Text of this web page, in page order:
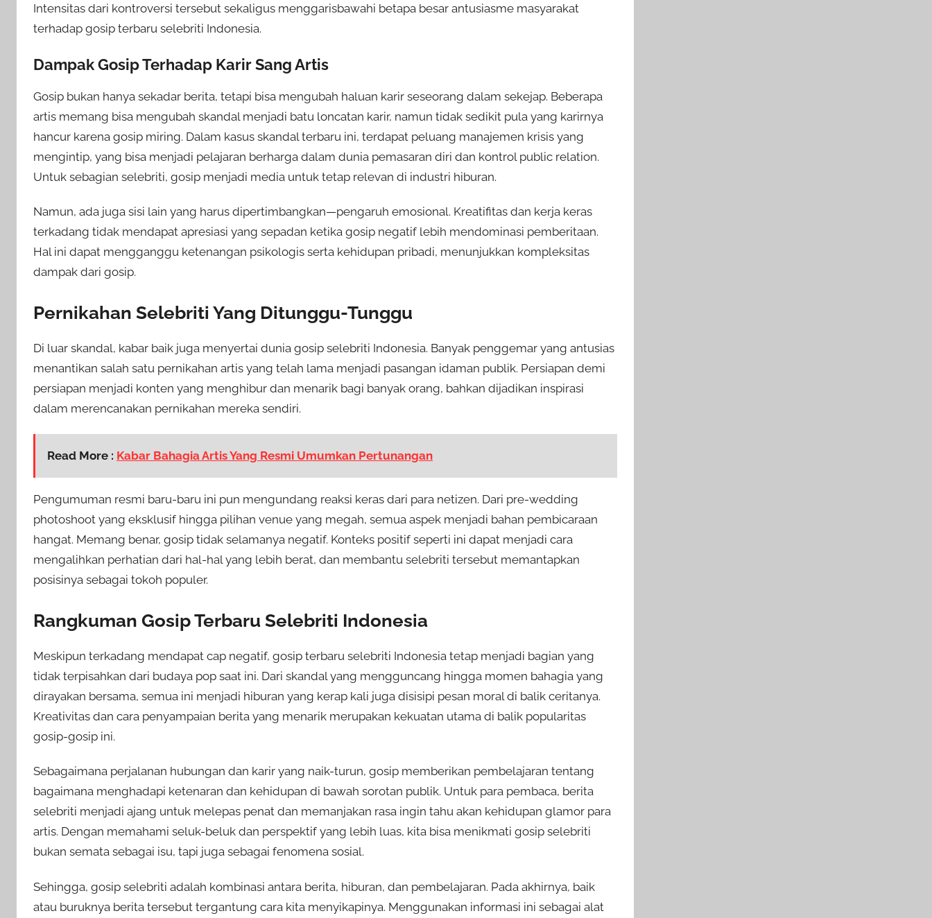
Intensitas dari kontroversi tersebut sekaligus menggarisbawahi betapa besar antusiasme masyarakat
terhadap gosip terbaru selebriti Indonesia.
Dampak Gosip Terhadap Karir Sang Artis
Gosip bukan hanya sekadar berita, tetapi bisa mengubah haluan karir seseorang dalam sekejap. Beberapa
artis memang bisa mengubah skandal menjadi batu loncatan karir, namun tidak sedikit pula yang karirnya
hancur karena gosip miring. Dalam kasus skandal terbaru ini, terdapat peluang manajemen krisis yang
mengintip, yang bisa menjadi pelajaran berharga dalam dunia pemasaran diri dan kontrol public relation.
Untuk sebagian selebriti, gosip menjadi media untuk tetap relevan di industri hiburan.
Namun, ada juga sisi lain yang harus dipertimbangkan—pengaruh emosional. Kreatifitas dan kerja keras
terkadang tidak mendapat apresiasi yang sepadan ketika gosip negatif lebih mendominasi pemberitaan.
Hal ini dapat mengganggu ketenangan psikologis serta kehidupan pribadi, menunjukkan kompleksitas
dampak dari gosip.
Pernikahan Selebriti Yang Ditunggu-Tunggu
Di luar skandal, kabar baik juga menyertai dunia gosip selebriti Indonesia. Banyak penggemar yang antusias
menantikan salah satu pernikahan artis yang telah lama menjadi pasangan idaman publik. Persiapan demi
persiapan menjadi konten yang menghibur dan menarik bagi banyak orang, bahkan dijadikan inspirasi
dalam merencanakan pernikahan mereka sendiri.
Read More : Kabar Bahagia Artis Yang Resmi Umumkan Pertunangan
Pengumuman resmi baru-baru ini pun mengundang reaksi keras dari para netizen. Dari pre-wedding
photoshoot yang eksklusif hingga pilihan venue yang megah, semua aspek menjadi bahan pembicaraan
hangat. Memang benar, gosip tidak selamanya negatif. Konteks positif seperti ini dapat menjadi cara
mengalihkan perhatian dari hal-hal yang lebih berat, dan membantu selebriti tersebut memantapkan
posisinya sebagai tokoh populer.
Rangkuman Gosip Terbaru Selebriti Indonesia
Meskipun terkadang mendapat cap negatif, gosip terbaru selebriti Indonesia tetap menjadi bagian yang
tidak terpisahkan dari budaya pop saat ini. Dari skandal yang mengguncang hingga momen bahagia yang
dirayakan bersama, semua ini menjadi hiburan yang kerap kali juga disisipi pesan moral di balik ceritanya.
Kreativitas dan cara penyampaian berita yang menarik merupakan kekuatan utama di balik popularitas
gosip-gosip ini.
Sebagaimana perjalanan hubungan dan karir yang naik-turun, gosip memberikan pembelajaran tentang
bagaimana menghadapi ketenaran dan kehidupan di bawah sorotan publik. Untuk para pembaca, berita
selebriti menjadi ajang untuk melepas penat dan memanjakan rasa ingin tahu akan kehidupan glamor para
artis. Dengan memahami seluk-beluk dan perspektif yang lebih luas, kita bisa menikmati gosip selebriti
bukan semata sebagai isu, tapi juga sebagai fenomena sosial.
Sehingga, gosip selebriti adalah kombinasi antara berita, hiburan, dan pembelajaran. Pada akhirnya, baik
atau buruknya berita tersebut tergantung cara kita menyikapinya. Menggunakan informasi ini sebagai alat